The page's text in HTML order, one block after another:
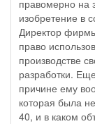
правомерно на
изобретение в
Директор
право
производстве
разработки.
причине ему
которая была
40, и в каком